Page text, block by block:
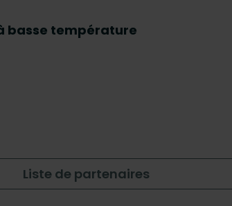
basse température
Liste de partenaires